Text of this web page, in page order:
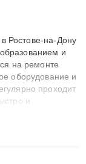
Ростове-на-Дону
и
на ремонте
оборудование и
проходит
и
решают